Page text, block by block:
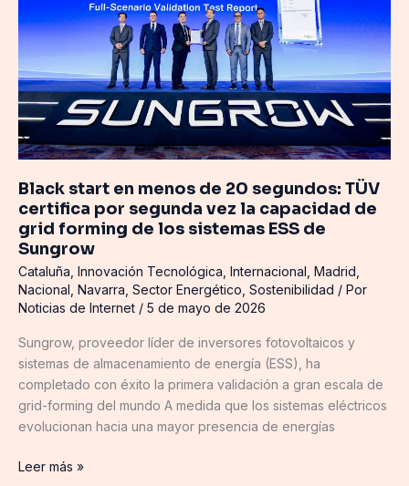
Black start en menos de 20 segundos: TÜV
certifica por segunda vez la capacidad de
grid forming de los sistemas ESS de
Sungrow
Cataluña Innovación Tecnológica Internacional Madrid
Nacional Navarra Sector Energético Sostenibilidad / Por
Noticias de Internet / 5 de mayo de 2026
Sungrow, proveedor líder de inversores fotovoltaicos y
sistemas de almacenamiento de energía (ESS), ha
completado con éxito la primera validación a gran escala de
grid-forming del mundo A medida que los sistemas eléctricos
evolucionan hacia una mayor presencia de energías
menos
de
segundos:
TÜV
certifica
por
vez
la
capacidad
de
grid
forming
de
los
sistemas
ESS
de
Sungrow
Leer más »